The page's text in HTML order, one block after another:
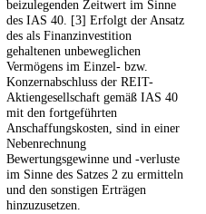
beizulegenden Zeitwert im Sinne
des IAS 40. [3] Erfolgt der Ansatz
des als Finanzinvestition
gehaltenen unbeweglichen
Vermögens im Einzel- bzw.
Konzernabschluss der REIT-
Aktiengesellschaft gemäß IAS 40
mit den fortgeführten
Anschaffungskosten, sind in einer
Nebenrechnung
Bewertungsgewinne und -verluste
im Sinne des Satzes 2 zu ermitteln
und den sonstigen Erträgen
hinzuzusetzen.